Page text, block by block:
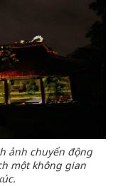
ảnh chuyển động
một không gian